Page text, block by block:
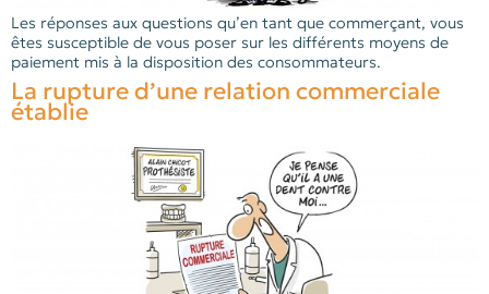
Les réponses aux questions qu’en tant que commerçant, vous
êtes susceptible de vous poser sur les différents moyens de
paiement mis à la disposition des consommateurs.
La rupture d’une relation commerciale
établie